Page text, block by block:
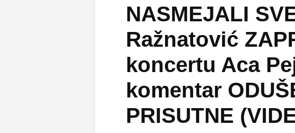
NASMEJALI
Ražnatović
koncertu Aca
komentar
PRISUTNE